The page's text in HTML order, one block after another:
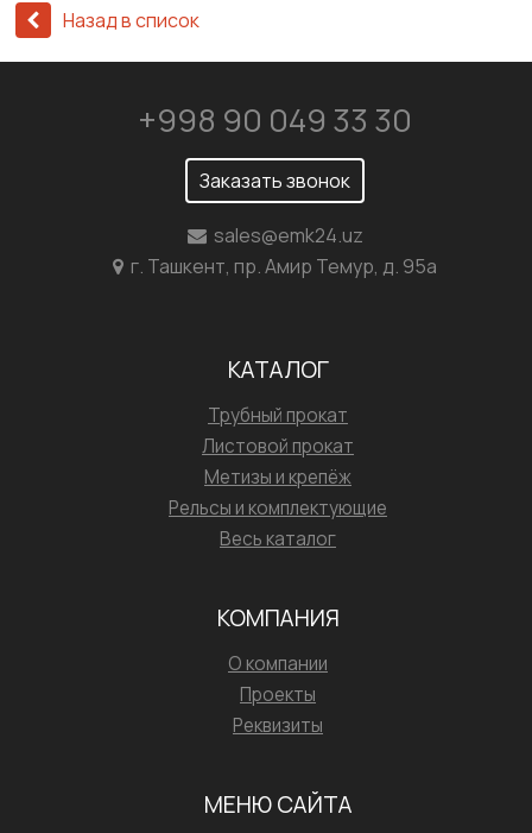
Назад в список
+998 90 049 33 30
Заказать звонок
sales@emk24.uz
г. Ташкент, пр. Амир Темур, д. 95а
КАТАЛОГ
Трубный прокат
Листовой прокат
Метизы и крепёж
Рельсы и комплектующие
Весь каталог
КОМПАНИЯ
О компании
Проекты
Реквизиты
МЕНЮ САЙТА